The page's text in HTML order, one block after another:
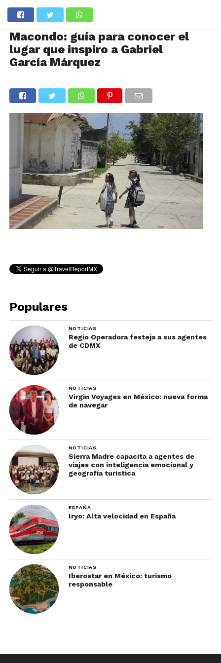
Macondo: guía para conocer el
lugar que inspiro a Gabriel
García Márquez
Populares
NOTICIAS
Regio Operadora festeja a sus agentes
de CDMX
NOTICIAS
Virgin Voyages en México: nueva forma
de navegar
NOTICIAS
Sierra Madre capacita a agentes de
viajes con inteligencia emocional y
geografía turística
ESPAÑA
Iryo: Alta velocidad en España
NOTICIAS
Iberostar en México: turismo
responsable